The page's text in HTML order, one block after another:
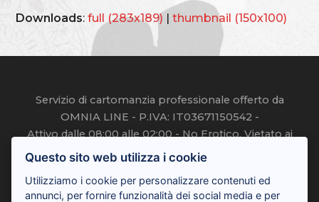
Downloads:full (283x189) |thumbnail (150x100)
Servizio di cartomanzia professionale offerto da
OMNIA LINE - P.IVA: IT03671150542 -
Attivo dalle 08:00 alle 02:00 - No Erotico, Vietato ai
minori
Privacy cookie Policy
Questo sito web utilizza i cookie
Utilizziamo i cookie per personalizzare contenuti ed
annunci, per fornire funzionalità dei social media e per